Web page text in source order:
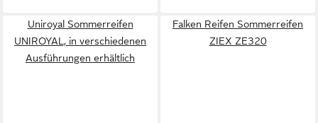
Uniroyal Sommerreifen
UNIROYAL, in verschiedenen
Ausführungen erhältlich
Falken Reifen Sommerreifen
ZIEX ZE320